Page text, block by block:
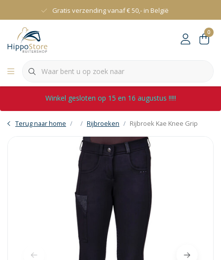
Gratis verzending vanaf € 50,- in België
0
Winkel gesloten op 15 en 16 augustus !!!!!
Terug naar home Rijbroeken Rijbroek Kae Knee Grip